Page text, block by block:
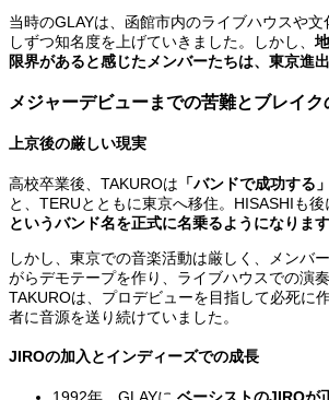
当時のGLAYは、函館市内のライブハウスや
しずつ知名度を上げていきました。しかし、
限界があると感じたメンバーたちは、東京進
メジャーデビューまでの苦難とブレイク
上京後の厳しい現実
高校卒業後、TAKUROは 「バンドで成功する」
と、TERUとともに東京へ移住。HISASHIも後
というバンド名を正式に名乗るようになります
しかし、東京での音楽活動は厳しく、メンバ
がらデモテープを作り、ライブハウスでの演
TAKUROは、プロデビューを目指して必死に
者に音源を送り続けていました。
JIROの加入とインディーズでの成長